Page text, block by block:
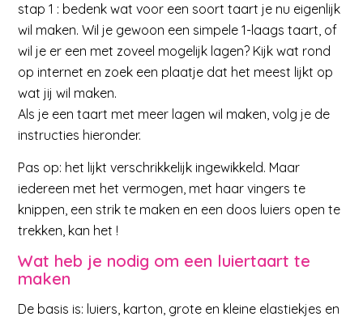
stap 1 : bedenk wat voor een soort taart je nu eigenlijk
wil maken. Wil je gewoon een simpele 1-laags taart, of
wil je er een met zoveel mogelijk lagen? Kijk wat rond
op internet en zoek een plaatje dat het meest lijkt op
wat jij wil maken.
Als je een taart met meer lagen wil maken, volg je de
instructies hieronder.
Pas op: het lijkt verschrikkelijk ingewikkeld. Maar
iedereen met het vermogen, met haar vingers te
knippen, een strik te maken en een doos luiers open te
trekken, kan het !
Wat heb je nodig om een luiertaart te
maken
De basis is: luiers, karton, grote en kleine elastiekjes en